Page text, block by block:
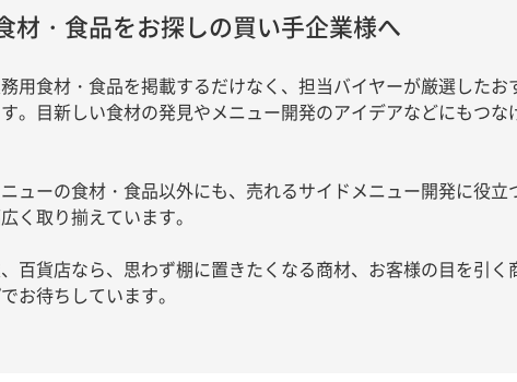
材・食品をお探しの買い手企業様へ
用食材・食品を掲載するだけなく、担当バイヤーが厳選したお
。目新しい食材の発見やメニュー開発のアイデアなどにもつな
ューの食材・食品以外にも、売れるサイドメニュー開発に役立
く取り揃えています。
百貨店なら、思わず棚に置きたくなる商材、お客様の目を引く
お待ちしています。